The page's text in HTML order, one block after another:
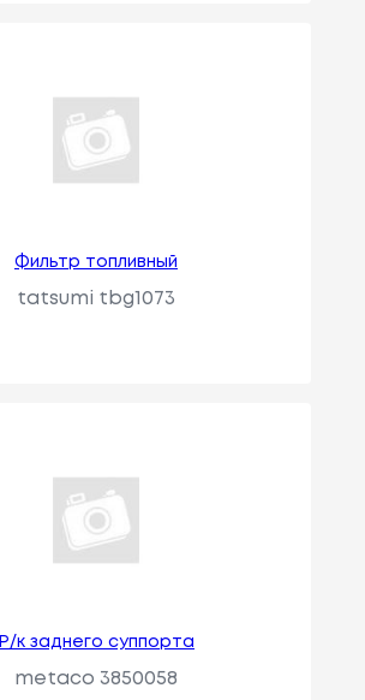
Фильтр топливный
tatsumi tbg1073
Р/к заднего суппорта
metaco 3850058